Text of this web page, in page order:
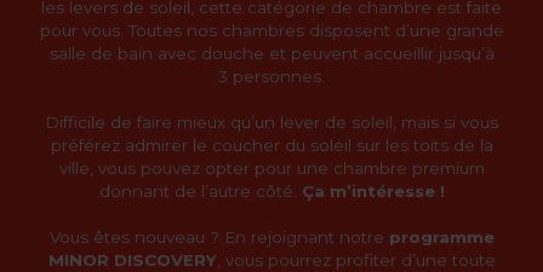
les levers de soleil, cette catégorie de chambre est faite
pour vous. Toutes nos chambres disposent d’une grande
salle de bain avec douche et peuvent accueillir jusqu’à
3 personnes.
Difficile de faire mieux qu’un lever de soleil, mais si vous
préférez admirer le coucher du soleil sur les toits de la
ville, vous pouvez opter pour une chambre premium
donnant de l’autre côté. Ça m’intéresse !
Vous êtes nouveau ? En rejoignant notre programme
MINOR DISCOVERY, vous pourrez profiter d’une toute